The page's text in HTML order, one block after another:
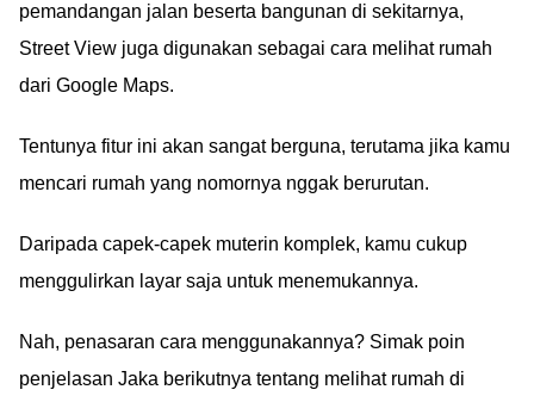
pemandangan jalan beserta bangunan di sekitarnya,
Street View juga digunakan sebagai cara melihat rumah
dari Google Maps.
Tentunya fitur ini akan sangat berguna, terutama jika kamu
mencari rumah yang nomornya nggak berurutan.
Daripada capek-capek muterin komplek, kamu cukup
menggulirkan layar saja untuk menemukannya.
Nah, penasaran cara menggunakannya? Simak poin
penjelasan Jaka berikutnya tentang melihat rumah di